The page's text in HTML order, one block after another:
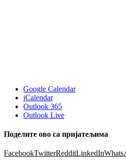
Google Calendar
iCalendar
Outlook 365
Outlook Live
Поделите ово са пријатељима
FacebookTwitterRedditLinkedIn